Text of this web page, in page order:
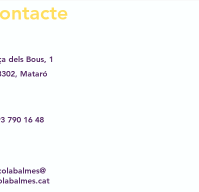
dels Bous, 1
Mataró
790 16 48